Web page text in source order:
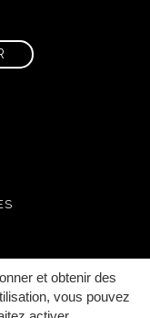
et obtenir des
vous pouvez